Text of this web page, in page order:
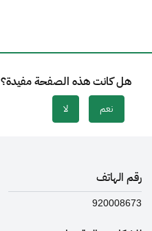
هل كانت هذه الصفحة مفيدة؟
نعم لا
رقم الهاتف
920008673